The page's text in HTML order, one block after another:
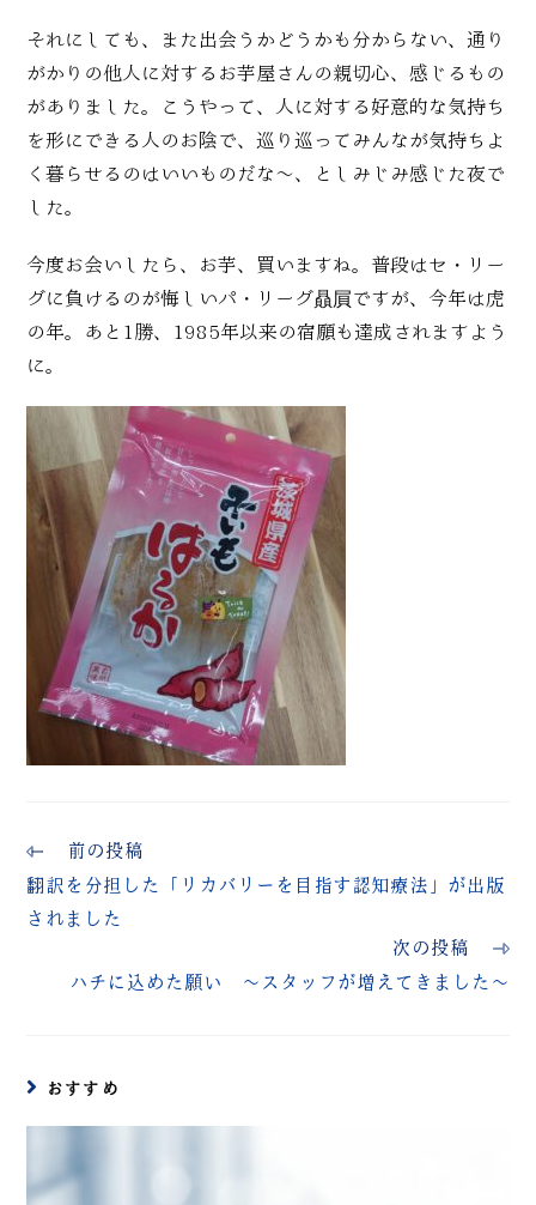
それにしても、また出会うかどうかも分からない、通り
がかりの他人に対するお芋屋さんの親切心、感じるもの
がありました。こうやって、人に対する好意的な気持ち
を形にできる人のお陰で、巡り巡ってみんなが気持ちよ
く暮らせるのはいいものだな～、としみじみ感じた夜で
した。
今度お会いしたら、お芋、買いますね。普段はセ・リー
グに負けるのが悔しいパ・リーグ贔屓ですが、今年は虎
の年。あと1勝、1985年以来の宿願も達成されますよう
に。
前の投稿
翻訳を分担した「リカバリーを目指す認知療法」が出版
されました
次の投稿
ハチに込めた願い ～スタッフが増えてきました～
おすすめ